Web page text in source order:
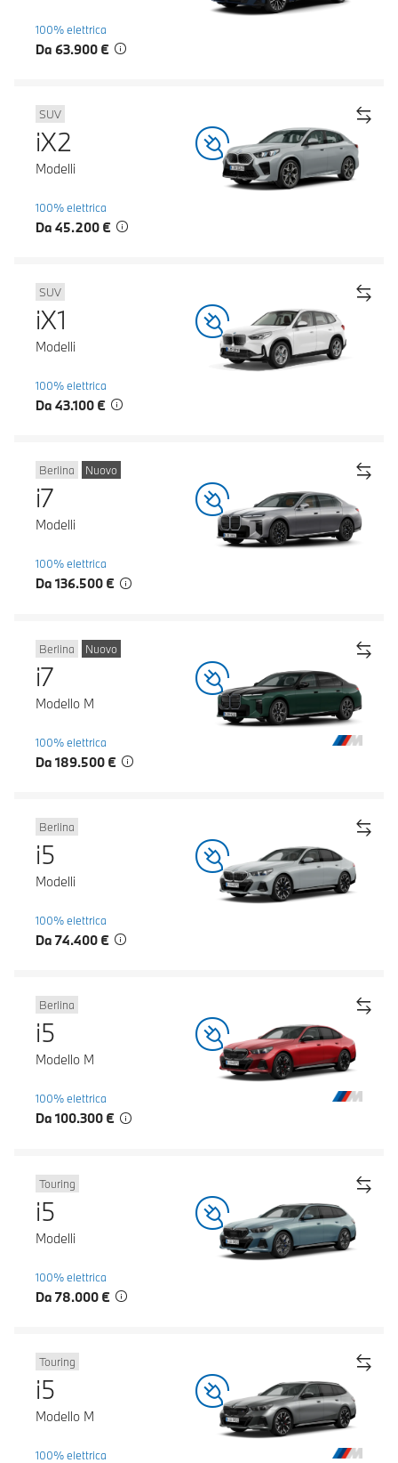
100% elettrica
Da 63.900 €
SUV
iX2
Modelli
100% elettrica
Da 45.200 €
SUV
iX1
Modelli
100% elettrica
Da 43.100 €
Berlina Nuovo
i7
Modelli
100% elettrica
Da 136.500 €
Berlina Nuovo
i7
Modello M
100% elettrica
Da 189.500 €
Berlina
i5
Modelli
100% elettrica
Da 74.400 €
Berlina
i5
Modello M
100% elettrica
Da 100.300 €
Touring
i5
Modelli
100% elettrica
Da 78.000 €
Touring
i5
Modello M
100% elettrica